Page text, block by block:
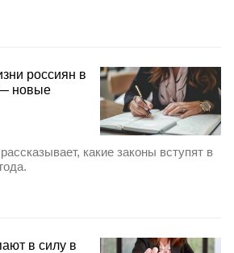
россиян в
— новые
какие законы вступят в
в силу в